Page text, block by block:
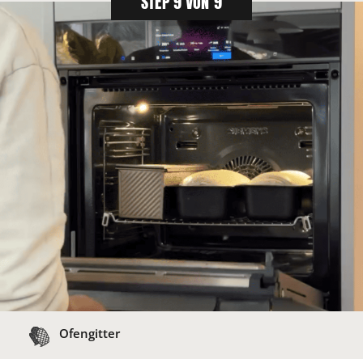
Ofengitter